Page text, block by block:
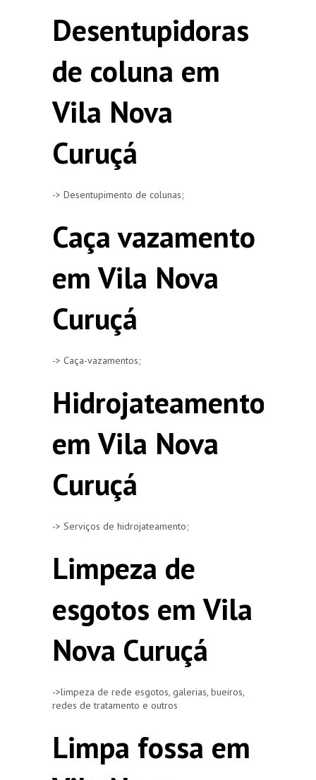
Desentupidoras
de coluna em
Vila Nova
Curuçá
-> Desentupimento de colunas;
Caça vazamento
em Vila Nova
Curuçá
-> Caça-vazamentos;
Hidrojateamento
em Vila Nova
Curuçá
-> Serviços de hidrojateamento;
Limpeza de
esgotos em Vila
Nova Curuçá
->limpeza de rede esgotos, galerias, bueiros,
redes de tratamento e outros
Limpa fossa em